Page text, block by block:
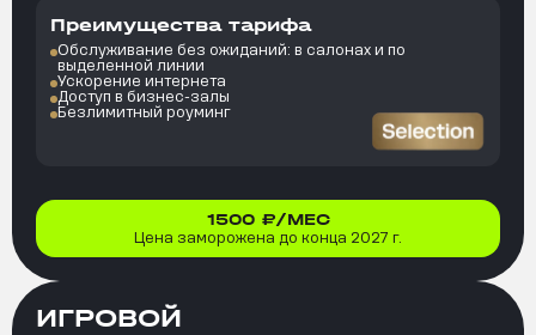
Преимущества тарифа
Обслуживание без ожиданий: в салонах и по
выделенной линии
Ускорение интернета
Доступ в бизнес-залы
Безлимитный роуминг
1500 ₽/МЕС
Цена заморожена до конца 2027 г.
ИГРОВОЙ